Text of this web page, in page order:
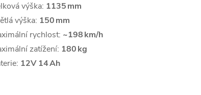
výška: 1135 mm
výška: 150 mm
rychlost: ~198 km/h
zatížení: 180 kg
12V 14 Ah